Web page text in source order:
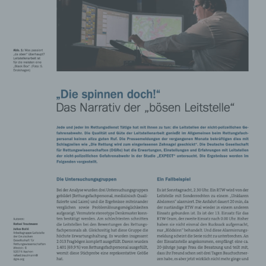
Stelle außer der betroffenen Person, dem
Verantwortlichen, dem Auftragsverarbeiter
und den Personen, die unter der
unmittelbaren Verantwortung des
Verantwortlichen oder des
Auftragsverarbeiters befugt sind, die
k) Einwilligung
Einwilligung ist jede von der betroffenen
informierter Weise und unmissverständlich
abgegebene Willensbekundung in Form
einer Erklärung oder einer sonstigen
die betroffene Person zu verstehen gibt, dass
sie mit der Verarbeitung der sie betreffenden
personenbezogenen Daten einverstanden
ist.
Name und Anschrift des für die Verarbeitung
Verantwortlichen